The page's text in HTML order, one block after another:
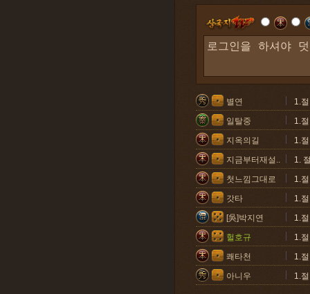
별연
1.
일탈중
1.
지옥의길
1.
지금부터재설..
1.
첫느낌그대로
1.
갓타
1.
[吳]박지연
1.
헐호규
1.
쾌타천
1.
아니우
1.